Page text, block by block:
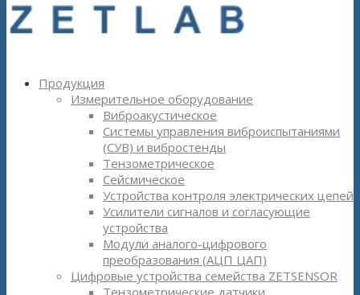
Продукция
Измерительное оборудование
Виброакустическое
Системы управления виброиспытаниями
(СУВ) и вибростенды
Тензометрическое
Сейсмическое
Устройства контроля электрических цепей
Усилители сигналов и согласующие
устройства
Модули аналого-цифрового
преобразования (АЦП ЦАП)
Цифровые устройства семейства ZETSENSOR
Тензометрические датчики